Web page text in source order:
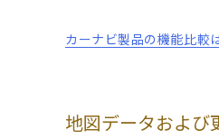
カーナビ製品の機能比較
地図データおよび